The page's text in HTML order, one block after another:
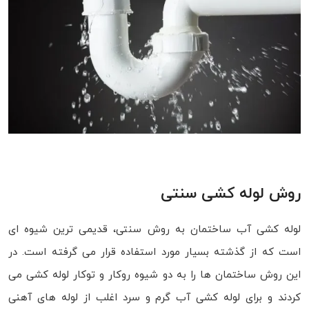
روش لوله کشی سنتی
لوله کشی آب ساختمان به روش سنتی، قدیمی ترین شیوه ای
است که از گذشته بسیار مورد استفاده قرار می گرفته است. در
این روش ساختمان ها را به دو شیوه روکار و توکار لوله کشی می
کردند و برای لوله کشی آب گرم و سرد اغلب از لوله های آهنی